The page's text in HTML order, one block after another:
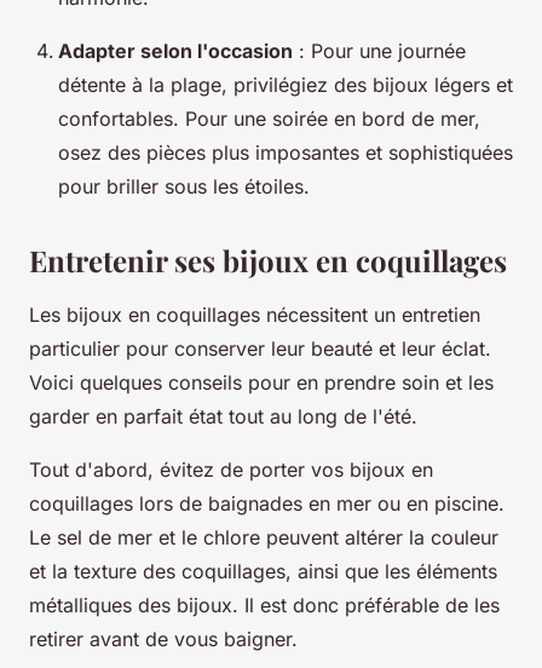
Adapter selon l'occasion : Pour une journée
détente à la plage, privilégiez des bijoux légers et
confortables. Pour une soirée en bord de mer,
osez des pièces plus imposantes et sophistiquées
pour briller sous les étoiles.
Entretenir ses bijoux en coquillages
Les bijoux en coquillages nécessitent un entretien
particulier pour conserver leur beauté et leur éclat.
Voici quelques conseils pour en prendre soin et les
garder en parfait état tout au long de l'été.
Tout d'abord, évitez de porter vos bijoux en
coquillages lors de baignades en mer ou en piscine.
Le sel de mer et le chlore peuvent altérer la couleur
et la texture des coquillages, ainsi que les éléments
métalliques des bijoux. Il est donc préférable de les
retirer avant de vous baigner.